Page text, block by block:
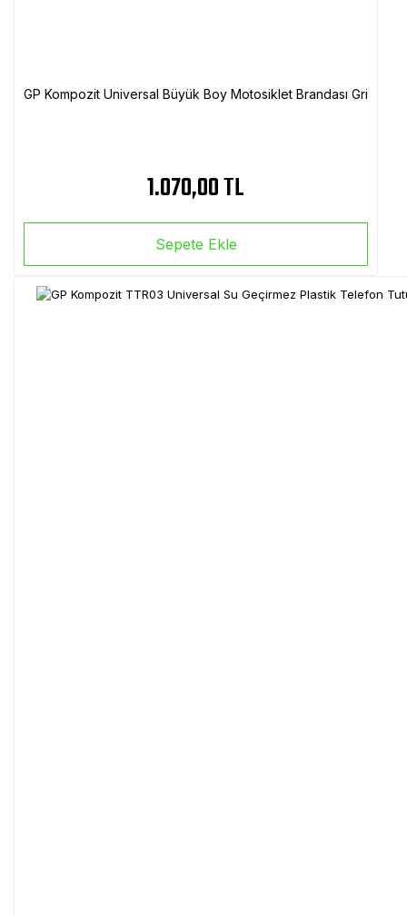
GP Kompozit Universal Büyük Boy Motosiklet Brandası Gri
1.070,00 TL
Sepete Ekle